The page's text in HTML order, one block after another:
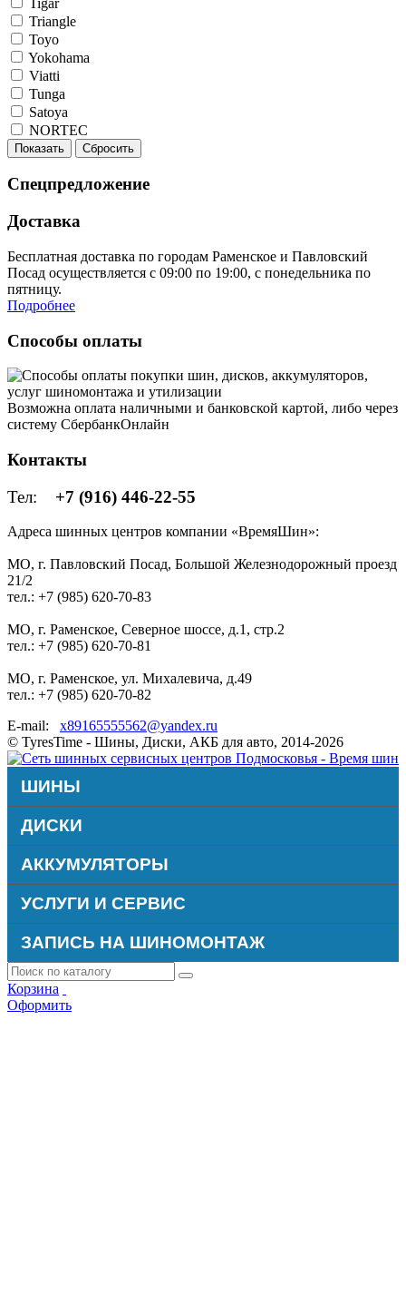
Triangle
Toyo
Yokohama
Viatti
Tunga
Satoya
NORTEC
Показать Сбросить
Спецпредложение
Доставка
Бесплатная доставка по городам Раменское и Павловский
Посад осуществляется с 09:00 по 19:00, с понедельника по
пятницу.
Подробнее
Способы оплаты
Возможна оплата наличными и банковской картой, либо через
систему СбербанкОнлайн
Контакты
Тел: +7 (916) 446-22-55
Адреса шинных центров компании «ВремяШин»:
МО, г. Павловский Посад, Большой Железнодорожный проезд
21/2
тел.: +7 (985) 620-70-83
МО, г. Раменское, Северное шоссе, д.1, стр.2
тел.: +7 (985) 620-70-81
МО, г. Раменское, ул. Михалевича, д.49
тел.: +7 (985) 620-70-82
E-mail: x89165555562@yandex.ru
© TyresTime - Шины, Диски, АКБ для авто, 2014-2026
ШИНЫ
ДИСКИ
АККУМУЛЯТОРЫ
УСЛУГИ И СЕРВИС
ЗАПИСЬ НА ШИНОМОНТАЖ
Корзина
Оформить